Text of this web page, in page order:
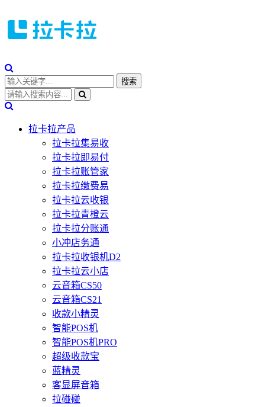
拉卡拉产品
拉卡拉集易收
拉卡拉即易付
拉卡拉账管家
拉卡拉缴费易
拉卡拉云收银
拉卡拉青橙云
拉卡拉分账通
小冲店务通
拉卡拉收银机D2
拉卡拉云小店
云音箱CS50
云音箱CS21
收款小精灵
智能POS机
智能POS机PRO
超级收款宝
蓝精灵
客显屏音箱
拉碰碰